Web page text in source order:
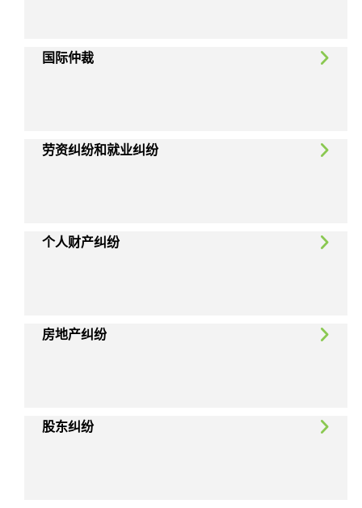
国际仲裁
劳资纠纷和就业纠纷
个人财产纠纷
房地产纠纷
股东纠纷